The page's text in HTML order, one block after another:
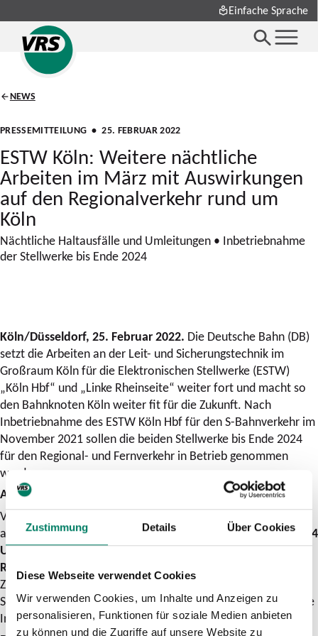
Zustimmung Details Über Cookies
Diese Webseite verwendet Cookies
Wir verwenden Cookies, um Inhalte und Anzeigen zu
personalisieren, Funktionen für soziale Medien anbieten
zu können und die Zugriffe auf unsere Website zu
Einfache Sprache
NEWS
PRESSEMITTEILUNG • 25. FEBRUAR 2022
ESTW Köln: Weitere nächtliche
Arbeiten im März mit Auswirkungen
auf den Regionalverkehr rund um
Köln
Nächtliche Haltausfälle und Umleitungen • Inbetriebnahme
der Stellwerke bis Ende 2024
Köln/Düsseldorf, 25. Februar 2022. Die Deutsche Bahn (DB)
setzt die Arbeiten an der Leit- und Sicherungstechnik im
Großraum Köln für die Elektronischen Stellwerke (ESTW)
„Köln Hbf“ und „Linke Rheinseite“ weiter fort und macht so
den Bahnknoten Köln weiter fit für die Zukunft. Nach
Inbetriebnahme des ESTW Köln Hbf für den S-Bahnverkehr im
November 2021 sollen die beiden Stellwerke bis Ende 2024
für den Regional- und Fernverkehr in Betrieb genommen
werden.
Auswirkungen für die Kunden:
Vom
abschnittsweise in den Abendstunden,
zwischen 20 Uhr und 4
Uhr, bei den LinienRE 5, RE 6,RE 7,RE 8, RE 9, RE 22, RB 24,
RB 25, RB 27, RB 38, RB 48, S 6 und S 19
Zug-/Teil-/Haltausfällen, Umleitungen und
Schienenersatzverkehr. Bitte beachten Sie vor Reiseantritt die
Informationen in unseren Auskunftssystemen.